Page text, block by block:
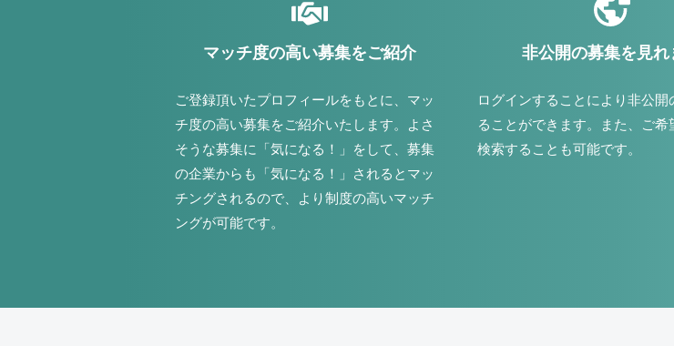
マッチ度の高い募集をご紹介
ご登録頂いたプロフィールをもとに、マッ
チ度の高い募集をご紹介いたします。よさ
そうな募集に「気になる！」をして、募集
の企業からも「気になる！」されるとマッ
チングされるので、より制度の高いマッチ
ングが可能です。
非公開の募集を見れ
ログインすることにより非公開
ることができます。また、ご希
検索することも可能です。